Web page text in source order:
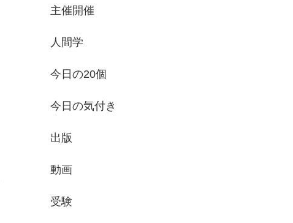
主催開催
人間学
今日の20個
今日の気付き
出版
動画
受験